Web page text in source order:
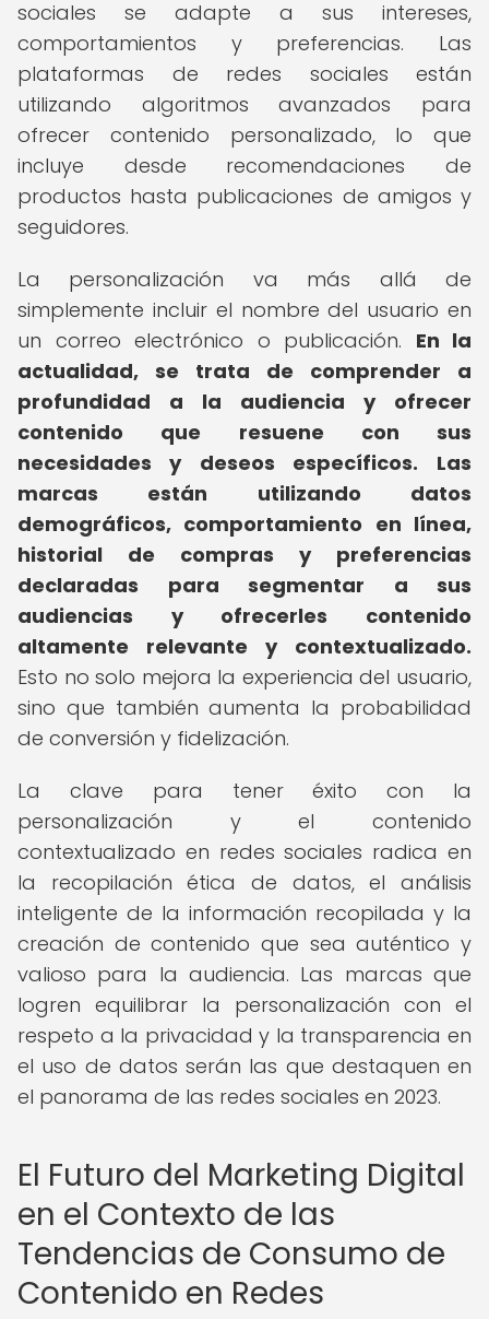
sociales se adapte a sus intereses,
comportamientos y preferencias. Las
plataformas de redes sociales están
utilizando algoritmos avanzados para
ofrecer contenido personalizado, lo que
incluye desde recomendaciones de
productos hasta publicaciones de amigos y
seguidores.
La personalización va más allá de
simplemente incluir el nombre del usuario en
un correo electrónico o publicación. En la
actualidad, se trata de comprender a
profundidad a la audiencia y ofrecer
contenido que resuene con sus
necesidades y deseos específicos.
Las
marcas están utilizando datos
demográficos, comportamiento en línea,
historial de compras y preferencias
declaradas para segmentar a sus
audiencias y ofrecerles contenido
altamente relevante y contextualizado.
Esto no solo mejora la experiencia del usuario,
sino que también aumenta la probabilidad
de conversión y fidelización.
La clave para tener éxito con la
personalización y el contenido
contextualizado en redes sociales radica en
la recopilación ética de datos, el análisis
inteligente de la información recopilada y la
creación de contenido que sea auténtico y
valioso para la audiencia. Las marcas que
logren equilibrar la personalización con el
respeto a la privacidad y la transparencia en
el uso de datos serán las que destaquen en
el panorama de las redes sociales en 2023.
El Futuro del Marketing Digital
en el Contexto de las
Tendencias de Consumo de
Contenido en Redes